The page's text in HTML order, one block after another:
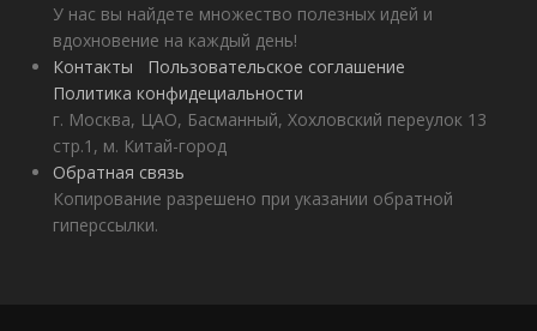
У нас вы найдете множество полезных идей и
вдохновение на каждый день!
Контакты
Пользовательское соглашение
Политика конфидециальности
г. Москва, ЦАО, Басманный, Хохловский переулок 13
стр.1, м. Китай-город
Обратная связь
Копирование разрешено при указании обратной
гиперссылки.